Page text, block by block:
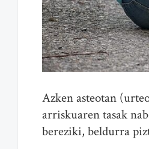
Azken asteotan
arriskuaren tasak
bereziki, beldurra